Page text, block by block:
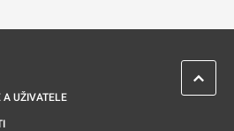
A UŽIVATELE